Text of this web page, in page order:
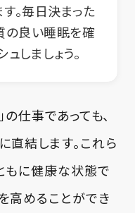
。毎日決まった
の良い睡眠を確
しましょう。
の仕事であっても、
直結します。これら
もに健康な状態で
高めることができ